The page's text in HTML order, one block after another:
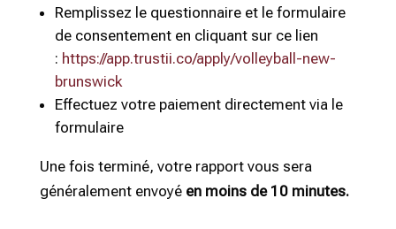
Remplissez le questionnaire et le formulaire
de consentement en cliquant sur ce lien
: https://app.trustii.co/apply/volleyball-new-
brunswick
Effectuez votre paiement directement via le
formulaire
Une fois terminé, votre rapport vous sera
généralement envoyé en moins de 10 minutes.